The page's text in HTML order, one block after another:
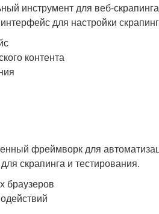
инструмент для веб-
для настройки
контента
фреймворк для
скрапинга и тестирования.
браузеров